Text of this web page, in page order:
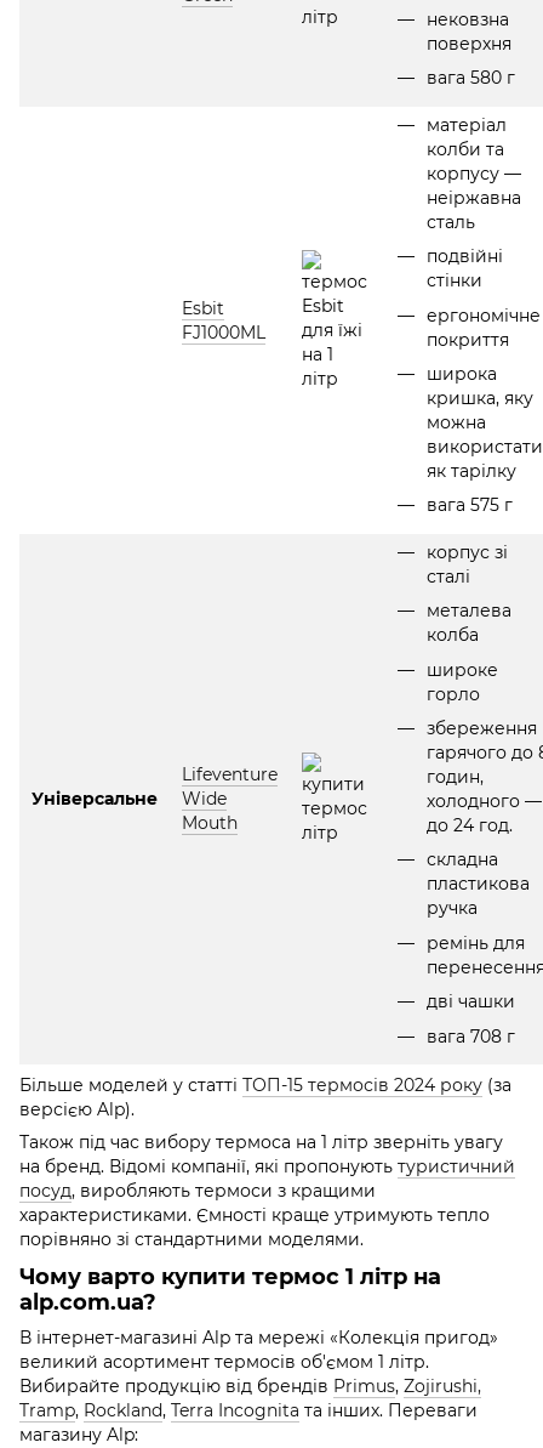
нековзна
поверхня
вага 580 г
Esbit
FJ1000ML
матеріал
колби та
корпусу —
неіржавна
сталь
подвійні
стінки
ергономічне
покриття
широка
кришка, яку
можна
використати
як тарілку
вага 575 г
Універсальне
Lifeventure
Wide
Mouth
корпус зі
сталі
металева
колба
широке
горло
збереження
гарячого до
годин,
холодного —
до 24 год.
складна
пластикова
ручка
ремінь для
дві чашки
вага 708 г
Більше моделей у статті ТОП-15 термосів 2024 року (за
версією Alp).
Також під час вибору термоса на 1 літр зверніть увагу
на бренд. Відомі компанії, які пропонують туристичний
посуд, виробляють термоси з кращими
характеристиками. Ємності краще утримують тепло
порівняно зі стандартними моделями.
Чому варто купити термос 1 літр на
alp.com.ua?
В інтернет-магазині Alp та мережі «Колекція пригод»
великий асортимент термосів об'ємом 1 літр.
Вибирайте продукцію від брендів Primus, Zojirushi,
Tramp, Rockland, Terra Incognita та інших. Переваги
магазину Alp: